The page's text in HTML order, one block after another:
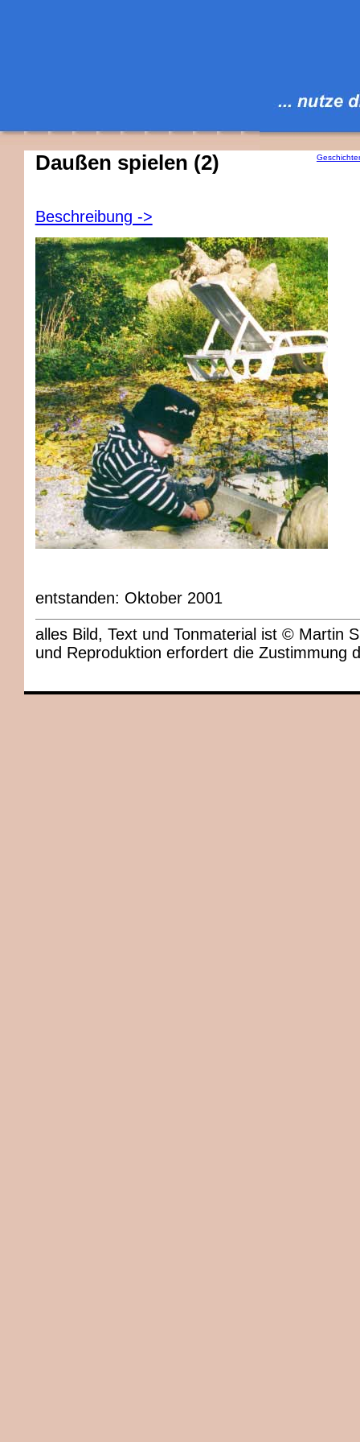
Daußen spielen (2)
Beschreibung ->
entstanden: Oktober 2001
alles Bild, Text und Tonmaterial ist © Martin
und Reproduktion erfordert die Zustimmung